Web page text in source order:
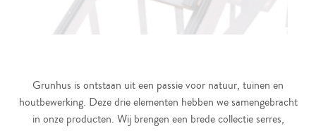
Grunhus is ontstaan uit een passie voor natuur, tuinen en
houtbewerking. Deze drie elementen hebben we samengebracht
in onze producten. Wij brengen een brede collectie serres,